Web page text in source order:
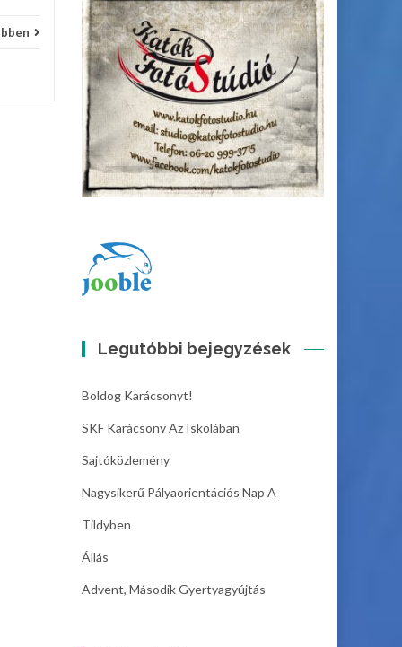
Legutóbbi bejegyzések
Boldog Karácsonyt!
SKF Karácsony Az Iskolában
Sajtóközlemény
Nagysikerű Pályaorientációs Nap A
Tildyben
Állás
Advent, Második Gyertyagyújtás